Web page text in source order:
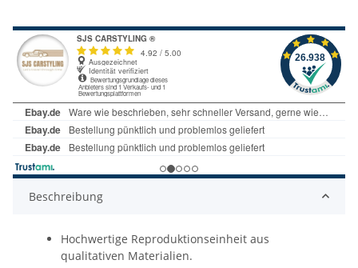
Beschreibung
Hochwertige Reproduktionseinheit aus
qualitativen Materialien.